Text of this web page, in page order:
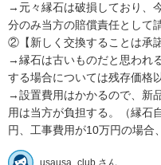
→元々縁石は破損しており、
分のみ当方の賠償責任として
②【新しく交換することは承
→縁石は古いものだと思われ
する場合については残存価格
→設置費用はかかるので、新
用は当方が負担する。（縁石
円、工事費用が10万円の場合